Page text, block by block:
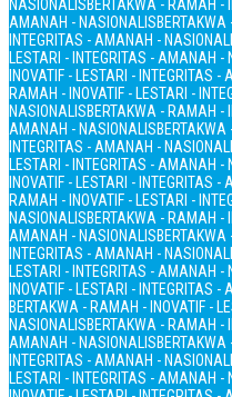
NASIONALISBERTAKWA - RAMAH -
AMANAH - NASIONALIS
INTEGRITAS - AMANAH -
LESTARI - INTEGRITAS - AMANAH -
INOVATIF - LESTARI - INTEGRITAS
RAMAH - INOVATIF - LESTARI -
NASIONALISBERTAKWA - RAMAH -
AMANAH - NASIONALIS
INTEGRITAS - AMANAH -
LESTARI - INTEGRITAS - AMANAH -
INOVATIF - LESTARI - INTEGRITAS
RAMAH - INOVATIF - LESTARI -
NASIONALISBERTAKWA - RAMAH -
AMANAH - NASIONALIS
INTEGRITAS - AMANAH -
LESTARI - INTEGRITAS - AMANAH -
INOVATIF - LESTARI - INTEGRITAS
BERTAKWA - RAMAH - INOVATIF -
NASIONALISBERTAKWA - RAMAH -
AMANAH - NASIONALIS
INTEGRITAS - AMANAH -
LESTARI - INTEGRITAS - AMANAH -